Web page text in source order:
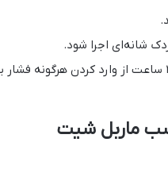
شانه‌ای اجرا شود.
پس از چسباندن ماربل شیت بهتر است حداقل ۲۴
ماربل شیت